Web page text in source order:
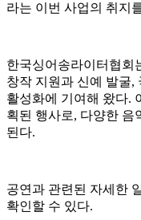
라는 이번 사업의 취지
한국싱어송라이터협회
창작 지원과 신예 발굴,
활성화에 기여해 왔다.
획된 행사로, 다양한 음
된다.
공연과 관련된 자세한
확인할 수 있다.